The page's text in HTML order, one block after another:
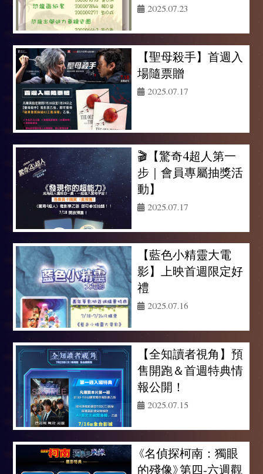
2025.07.23
【聖母殺手】首週入
場隨票贈
2025.07.17
🎬【驚奇4超人第一
步｜會員專屬抽獎活
動】
2025.07.17
【藍色小精靈大電
影】上映首週限定好
禮
2025.07.16
【全知讀者視角】預
售開跑＆首週特典情
報公開！
2025.07.15
《名偵探柯南：獨眼
的殘像》第四-六週觀